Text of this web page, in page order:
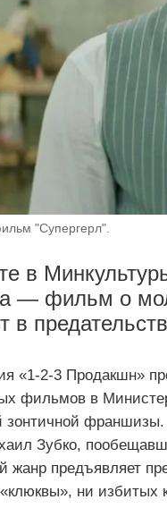
"Супергерл".
в
— фильм о
в
«1‑2‑3 Продакшн»
фильмов в
франшизы.
Зубко,
жанр предъявляет
ни избитых